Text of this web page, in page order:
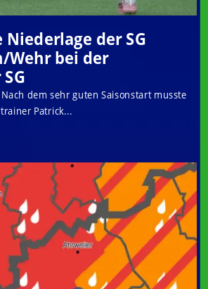
der SG
Wehr bei der
dem sehr guten Saisonstart musste
Patrick...